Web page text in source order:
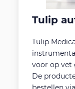
Tulip
Tulip
voor op vet
De